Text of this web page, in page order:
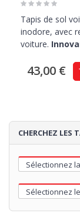
Tapis de sol
inodore, avec
voiture.
43,00 €
CHERCHEZ LES